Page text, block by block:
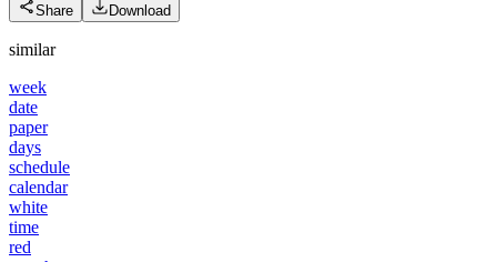
Share Download
similar
week
date
paper
days
schedule
calendar
white
time
red